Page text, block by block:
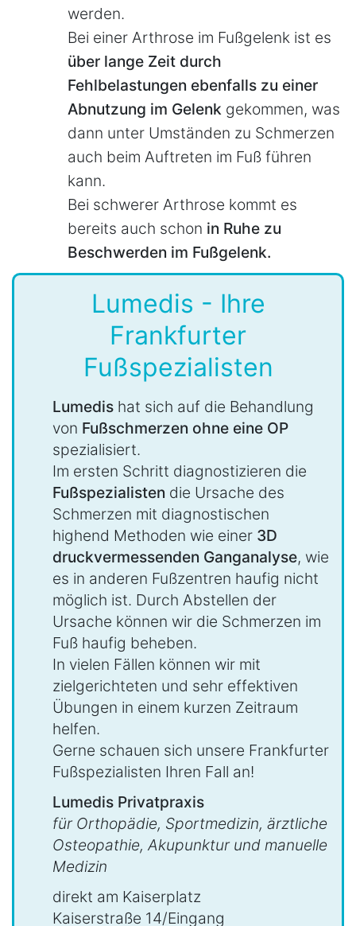
werden.
Bei einer Arthrose im Fußgelenk ist es
über lange Zeit durch
Fehlbelastungen ebenfalls zu einer
Abnutzung im Gelenk gekommen, was
dann unter Umständen zu Schmerzen
auch beim Auftreten im Fuß führen
kann.
Bei schwerer Arthrose kommt es
bereits auch schon in Ruhe zu
Beschwerden im Fußgelenk.
Lumedis - Ihre
Frankfurter
Fußspezialisten
Lumedis hat sich auf die Behandlung
von Fußschmerzen ohne eine OP
spezialisiert.
Im ersten Schritt diagnostizieren die
Fußspezialisten die Ursache des
Schmerzen mit diagnostischen
highend Methoden wie einer 3D
druckvermessenden Ganganalyse, wie
es in anderen Fußzentren haufig nicht
möglich ist. Durch Abstellen der
Ursache können wir die Schmerzen im
Fuß haufig beheben.
In vielen Fällen können wir mit
zielgerichteten und sehr effektiven
Übungen in einem kurzen Zeitraum
helfen.
Gerne schauen sich unsere Frankfurter
Fußspezialisten Ihren Fall an!
Lumedis Privatpraxis
für Orthopädie, Sportmedizin, ärztliche
Osteopathie, Akupunktur und manuelle
Medizin
direkt am Kaiserplatz
Kaiserstraße 14/Eingang